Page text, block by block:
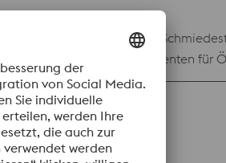
– in Form von Stangen,
Teile und Komponenten für